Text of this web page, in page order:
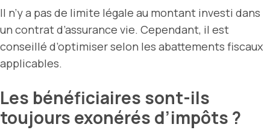
Il n’y a pas de limite légale au montant investi dans
un contrat d’assurance vie. Cependant, il est
conseillé d’optimiser selon les abattements fiscaux
applicables.
Les bénéficiaires sont-ils
toujours exonérés d’impôts ?